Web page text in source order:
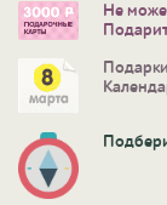
Не